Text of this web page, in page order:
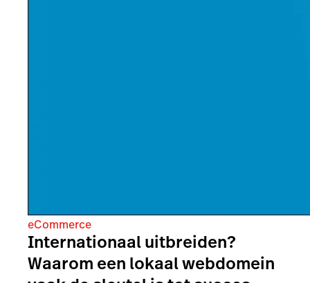
eCommerce
Internationaal uitbreiden?
Waarom een lokaal webdomein